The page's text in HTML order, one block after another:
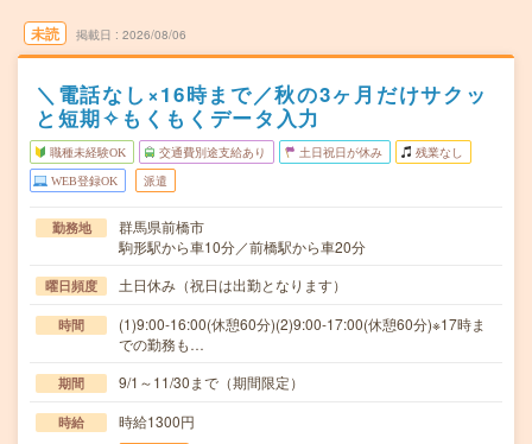
未読 掲載日 2026/08/06
＼電話なし×16時まで／秋の3ヶ月だけサクッ
と短期✧もくもくデータ入力
職種未経験OK 交通費別途支給あり 土日祝日が休み 残業なし
WEB登録OK 派遣
勤務地
群馬県前橋市
駒形駅から車10分／前橋駅から車20分
曜日頻度 土日休み（祝日は出勤となります）
時間
(1)9:00-16:00(休憩60分)(2)9:00-17:00(休憩60分)※17時ま
での勤務も…
期間 9/1～11/30まで（期間限定）
時給 時給1300円